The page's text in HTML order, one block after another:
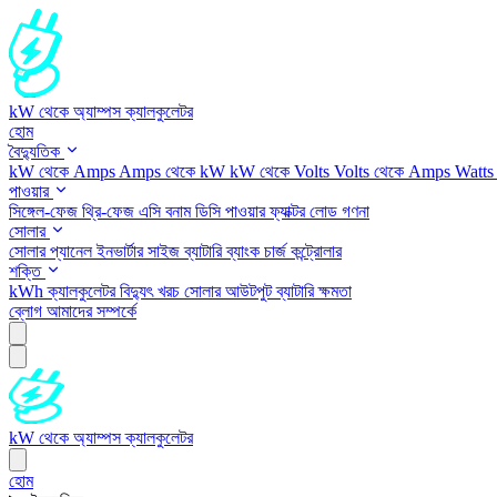
kW থেকে অ্যাম্পস ক্যালকুলেটর
হোম
বৈদ্যুতিক
kW থেকে Amps Amps থেকে kW kW থেকে Volts Volts থেকে Amps
পাওয়ার
সিঙ্গেল-ফেজ থ্রি-ফেজ এসি বনাম ডিসিপাওয়ার ফ্যাক্টরলোড গণনা
সোলার
সোলার প্যানেলইনভার্টার সাইজব্যাটারি ব্যাংক চার্জ কন্ট্রোলার
শক্তি
kWh ক্যালকুলেটরবিদ্যুৎ খরচ সোলার আউটপুটব্যাটারি ক্ষমতা
ব্লোগ আমাদের সম্পর্কে
kW থেকে অ্যাম্পস ক্যালকুলেটর
হোম